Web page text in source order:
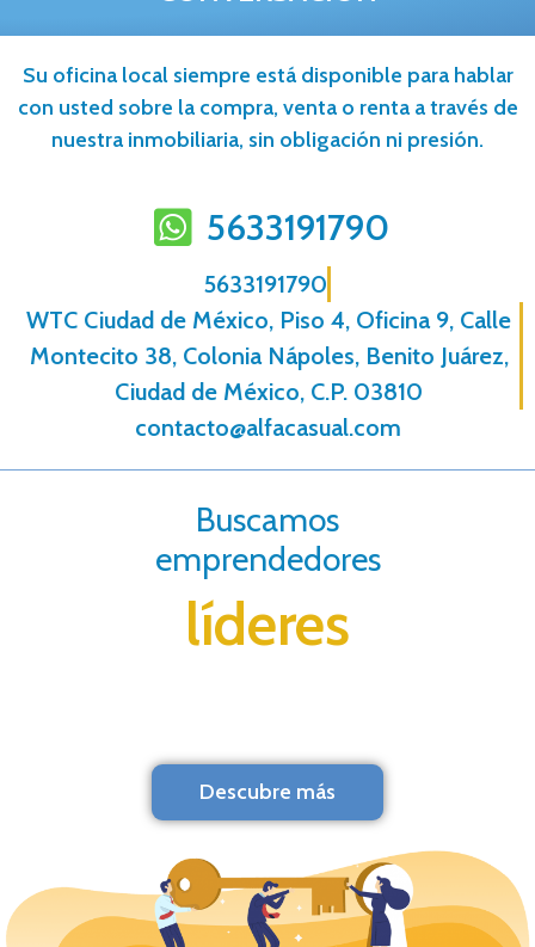
Su oficina local siempre está disponible para hablar
con usted sobre la compra, venta o renta a través de
nuestra inmobiliaria, sin obligación ni presión.
5633191790
5633191790
WTC Ciudad de México, Piso 4, Oficina 9, Calle
Montecito 38, Colonia Nápoles, Benito Juárez,
Ciudad de México, C.P. 03810
contacto@alfacasual.com
Buscamos
emprendedores
líderes
Descubre más